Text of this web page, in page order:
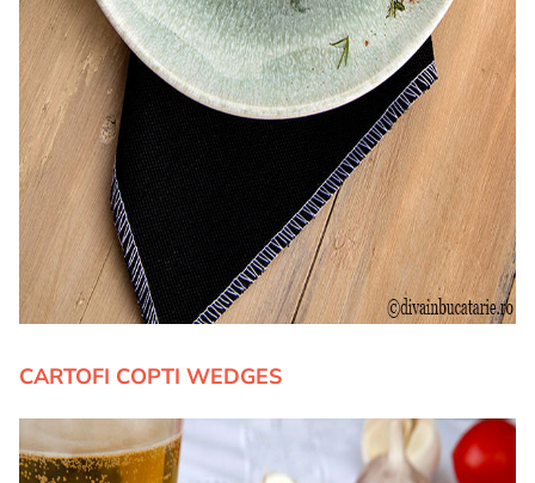
CARTOFI COPTI WEDGES